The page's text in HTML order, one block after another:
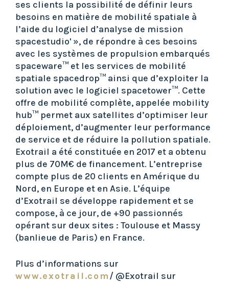
ses clients la possibilité de définir leurs
besoins en matière de mobilité spatiale à
l’aide du logiciel d’analyse de mission
spacestudio' », de répondre à ces besoins
avec les systèmes de propulsion embarqués
spaceware™ et les services de mobilité
spatiale spacedrop™ ainsi que d’exploiter la
solution avec le logiciel spacetower™. Cette
offre de mobilité complète, appelée mobility
hub™ permet aux satellites d’optimiser leur
déploiement, d’augmenter leur performance
de service et de réduire la pollution spatiale.
Exotrail a été constituée en 2017 et a obtenu
plus de 70M€ de financement. L’entreprise
compte plus de 20 clients en Amérique du
Nord, en Europe et en Asie. L’équipe
d’Exotrail se développe rapidement et se
compose, à ce jour, de +90 passionnés
opérant sur deux sites : Toulouse et Massy
(banlieue de Paris) en France.
Plus d’informations sur
www.exotrail.com/ @Exotrail sur